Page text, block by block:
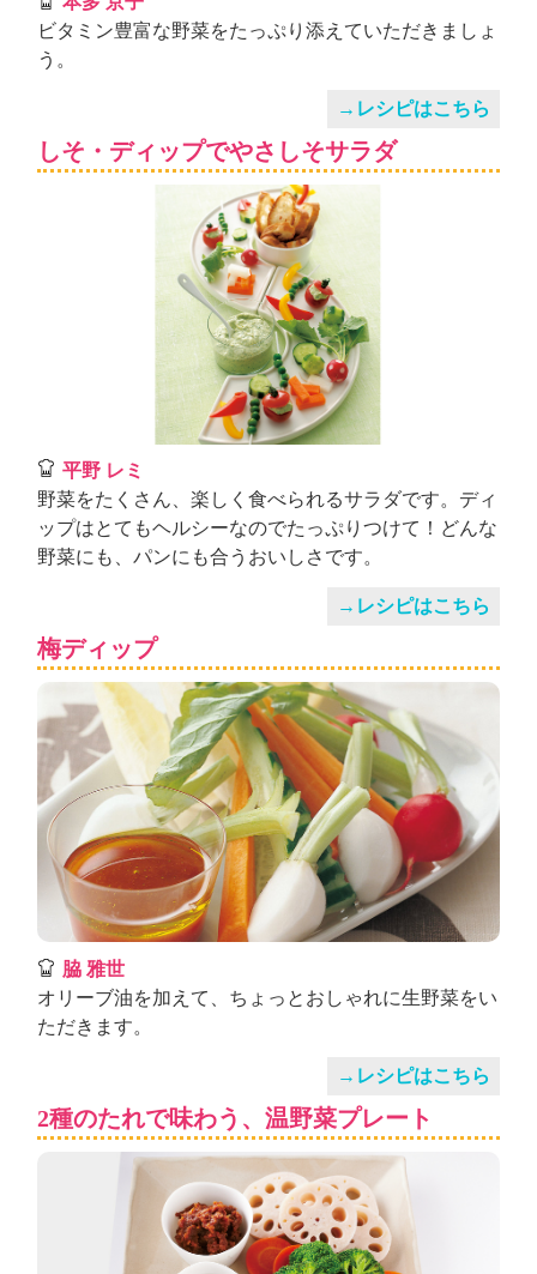
ビタミン豊富な野菜をたっぷり添えていただきましょ
う。
→レシピはこちら
しそ・ディップでやさしそサラダ
平野 レミ
野菜をたくさん、楽しく食べられるサラダです。ディ
ップはとてもヘルシーなのでたっぷりつけて！どんな
野菜にも、パンにも合うおいしさです。
→レシピはこちら
梅ディップ
脇 雅世
オリーブ油を加えて、ちょっとおしゃれに生野菜をい
ただきます。
→レシピはこちら
2種のたれで味わう、温野菜プレート